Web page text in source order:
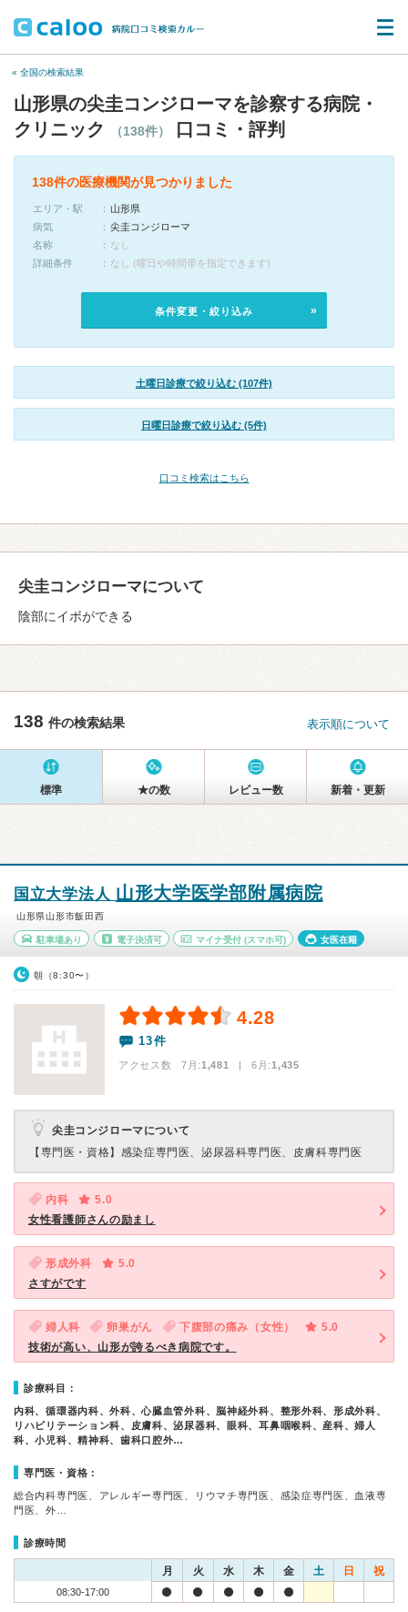
« 全国の検索結果
山形県の尖圭コンジローマを診察する病院・
クリニック
（138件） 口コミ・評判
138件の医療機関が見つかりました
エリア・駅
山形県
病気
尖圭コンジローマ
名称
なし
詳細条件
なし (曜日や時間帯を指定できます)
条件変更・絞り込み
土曜日診療で絞り込む (107件)
日曜日診療で絞り込む (5件)
口コミ検索はこちら
尖圭コンジローマについて
陰部にイボができる
138 件の検索結果 表示順について
標準 ★の数 レビュー数 新着・更新
国立大学法人 山形大学医学部附属病院
山形県山形市飯田西
駐車場あり 電子決済可 マイナ受付 (スマホ可) 女医在籍
朝（8:30〜）
4.28
13件
アクセス数 7月:1,481 | 6月:1,435
尖圭コンジローマについて
【専門医・資格】 感染症専門医、泌尿器科専門医、皮膚科専門医
内科
5.0
女性看護師さんの励まし
形成外科
5.0
さすがです
婦人科 卵巣がん 下腹部の痛み（女性）
5.0
技術が高い、山形が誇るべき病院です。
診療科目：
内科、循環器内科、外科、心臓血管外科、脳神経外科、整形外科、形成外科、
リハビリテーション科、皮膚科、泌尿器科、眼科、耳鼻咽喉科、産科、婦人
科、小児科、精神科、歯科口腔外…
専門医・資格：
総合内科専門医、アレルギー専門医、リウマチ専門医、感染症専門医、血液専
門医、外…
診療時間
月 火 水 木 金 土 日 祝
08:30-17:00